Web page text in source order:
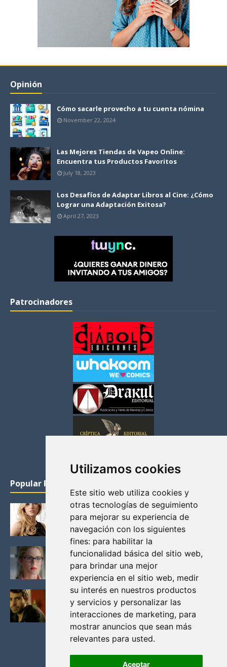
Utilizamos cookies
Este sitio web utiliza cookies y
otras tecnologías de seguimiento
para mejorar su experiencia de
navegación con los siguientes
fines: para habilitar la
funcionalidad básica del sitio web,
para brindar una mejor
experiencia en el sitio web, medir
su interés en nuestros productos
y servicios y personalizar las
interacciones de marketing, para
mostrar anuncios que sean más
relevantes para usted.
Aceptar
Opinión
Cómo sacarle provecho a tu cuenta nómina
November 22, 2024
Las Mejores Tiendas de Vapeo Online:
Encuentra tus Productos Favoritos
July 18, 2023
Los Desafíos de Adaptar Libros al Cine: ¿Cómo
Lograr una Adaptación Exitosa?
April 27, 2023
Patrocinadores
Popular Posts
KATHERYN WINNICK: LA ACTRIZ MAS GUAPA DE
VIKINGOS
Junio 14, 2013
FELICITY (EMILY BETT RICKARDS), LAS FOTOS
MAS BONITAS DE LA ALIADA DE ARROW
Noviembre 30, 2013
BLACK MIRROR: TODA TU HISTORIA. EPISODIO 3.
LA CRITICA
Mayo 17, 2012